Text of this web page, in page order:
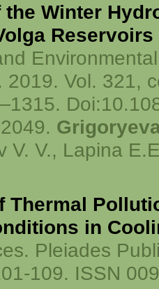
the Winter
Reservoirs
2019. Vol. 321,
V. V., Lapina
Thermal
in
Pleiades
109. ISSN